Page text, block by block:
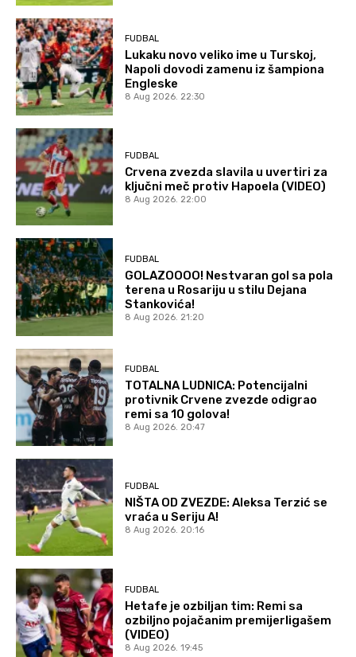
FUDBAL
Lukaku novo veliko ime u Turskoj,
Napoli dovodi zamenu iz šampiona
Engleske
8 Aug 2026. 22:30
FUDBAL
Crvena zvezda slavila u uvertiri za
ključni meč protiv Hapoela (VIDEO)
8 Aug 2026. 22:00
FUDBAL
GOLAZOOOO! Nestvaran gol sa pola
terena u Rosariju u stilu Dejana
Stankovića!
8 Aug 2026. 21:20
FUDBAL
TOTALNA LUDNICA: Potencijalni
protivnik Crvene zvezde odigrao
remi sa 10 golova!
8 Aug 2026. 20:47
FUDBAL
NIŠTA OD ZVEZDE: Aleksa Terzić se
vraća u Seriju A!
8 Aug 2026. 20:16
FUDBAL
Hetafe je ozbiljan tim: Remi sa
ozbiljno pojačanim premijerligašem
(VIDEO)
8 Aug 2026. 19:45